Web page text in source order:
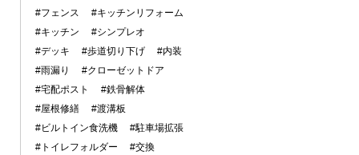
#フェンス
#キッチンリフォーム
#キッチン
#シンプレオ
#デッキ
#歩道切り下げ
#内装
#雨漏り
#クローゼットドア
#宅配ポスト
#鉄骨解体
#屋根修繕
#渡溝板
#ビルトイン食洗機
#駐車場拡張
#トイレフォルダー
#交換